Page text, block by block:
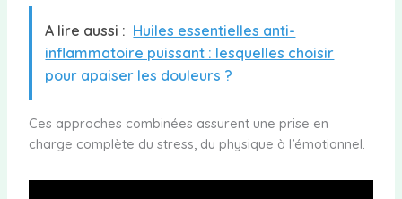
A lire aussi : Huiles essentielles anti-
inflammatoire puissant : lesquelles choisir
pour apaiser les douleurs ?
Ces approches combinées assurent une prise en
charge complète du stress, du physique à l’émotionnel.